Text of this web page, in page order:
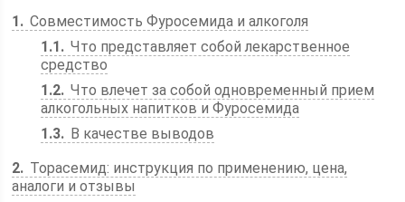
1
Совместимость Фуросемида и алкоголя
1.1
Что представляет собой лекарственное
средство
1.2 Что влечет за собой одновременный прием
алкогольных напитков и Фуросемида
1.3
В качестве выводов
2
Торасемид: инструкция по применению, цена,
аналоги и отзывы